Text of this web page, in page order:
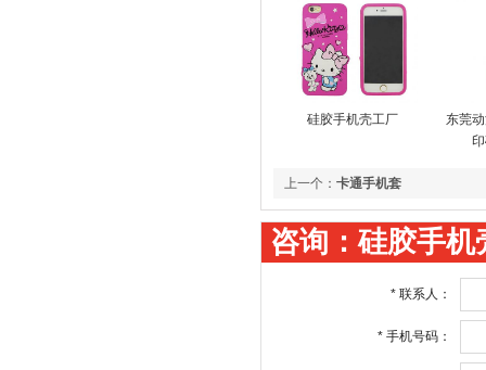
硅胶手机壳工厂
东莞
上一个： 卡通手机套
咨询：硅胶手机
* 联系人：
* 手机号码：